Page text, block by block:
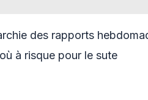
des rapports
à risque pour le sute